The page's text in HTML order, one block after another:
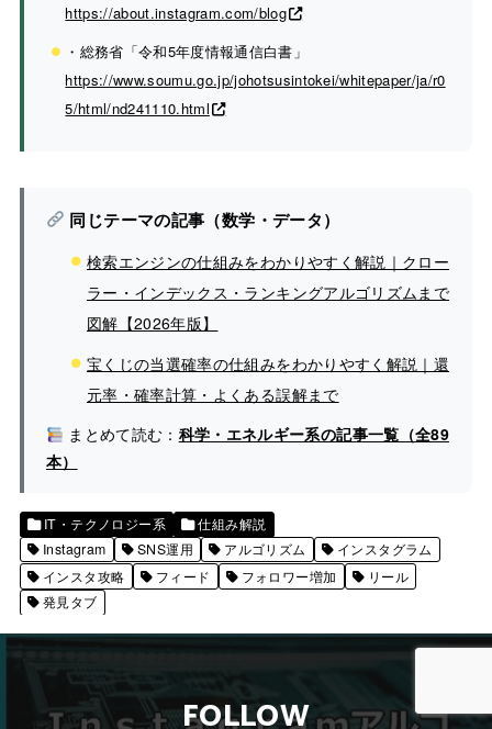
https://about.instagram.com/blog
・総務省「令和5年度情報通信白書」
https://www.soumu.go.jp/johotsusintokei/whitepaper/ja/r0
5/html/nd241110.html
同じテーマの記事（数学・データ）
検索エンジンの仕組みをわかりやすく解説｜クロー
ラー・インデックス・ランキングアルゴリズムまで
図解【2026年版】
宝くじの当選確率の仕組みをわかりやすく解説｜還
元率・確率計算・よくある誤解まで
まとめて読む： 科学・エネルギー系の記事一覧（全89
本）
IT・テクノロジー系
仕組み解説
Instagram
SNS運用 アルゴリズム
インスタグラム
インスタ攻略
フィード フォロワー増加
リール
発見タブ
FOLLOW